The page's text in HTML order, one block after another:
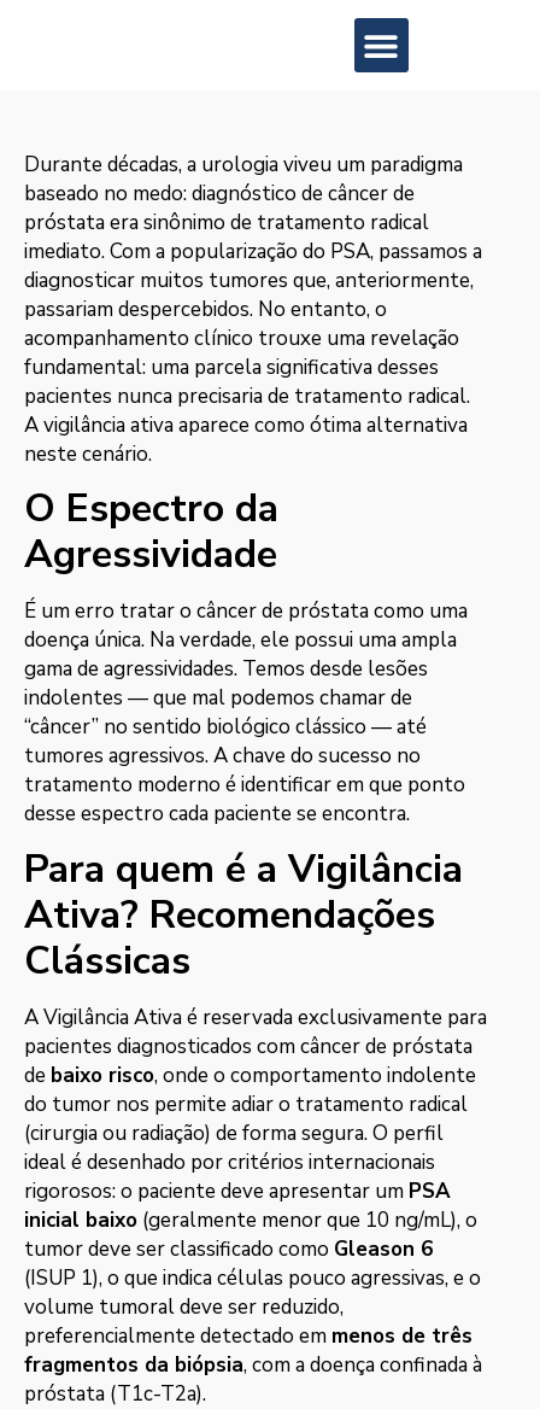
Durante décadas, a urologia viveu um paradigma
baseado no medo: diagnóstico de câncer de
próstata era sinônimo de tratamento radical
imediato. Com a popularização do PSA, passamos a
diagnosticar muitos tumores que, anteriormente,
passariam despercebidos. No entanto, o
acompanhamento clínico trouxe uma revelação
fundamental: uma parcela significativa desses
pacientes nunca precisaria de tratamento radical.
A vigilância ativa aparece como ótima alternativa
neste cenário.
O Espectro da
Agressividade
É um erro tratar o câncer de próstata como uma
doença única. Na verdade, ele possui uma ampla
gama de agressividades. Temos desde lesões
indolentes — que mal podemos chamar de
“câncer” no sentido biológico clássico — até
tumores agressivos. A chave do sucesso no
tratamento moderno é identificar em que ponto
desse espectro cada paciente se encontra.
Para quem é a Vigilância
Ativa? Recomendações
Clássicas
A Vigilância Ativa é reservada exclusivamente para
pacientes diagnosticados com câncer de próstata
de baixo risco, onde o comportamento indolente
do tumor nos permite adiar o tratamento radical
(cirurgia ou radiação) de forma segura. O perfil
ideal é desenhado por critérios internacionais
rigorosos: o paciente deve apresentar um PSA
inicial baixo (geralmente menor que 10 ng/mL), o
tumor deve ser classificado como Gleason 6
(ISUP 1), o que indica células pouco agressivas, e o
volume tumoral deve ser reduzido,
preferencialmente detectado em menos de três
fragmentos da biópsia, com a doença confinada à
próstata (T1c-T2a).